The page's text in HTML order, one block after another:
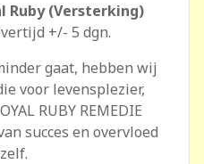
Ruby (Versterking)
+/- 5 dgn.
gaat, hebben wij
voor levensplezier,
RUBY REMEDIE
succes en overvloed